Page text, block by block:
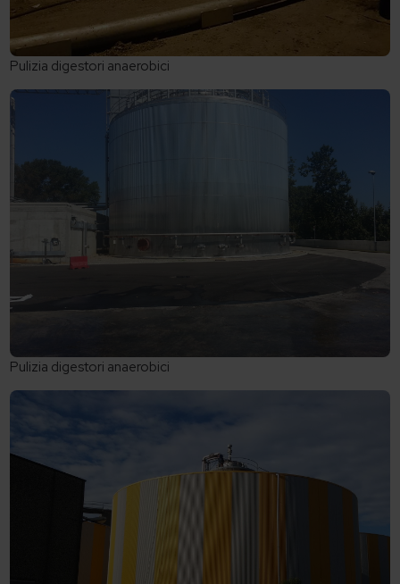
Pulizia digestori anaerobici
Pulizia digestori anaerobici